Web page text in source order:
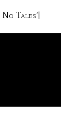
Tales'|